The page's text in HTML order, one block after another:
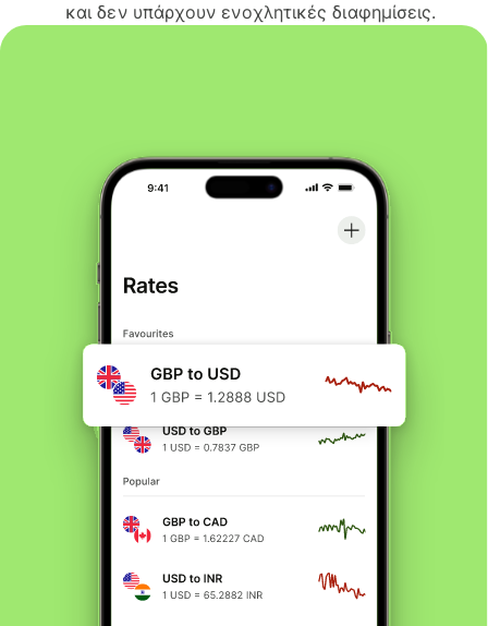
και δεν υπάρχουν ενοχλητικές διαφημίσεις.